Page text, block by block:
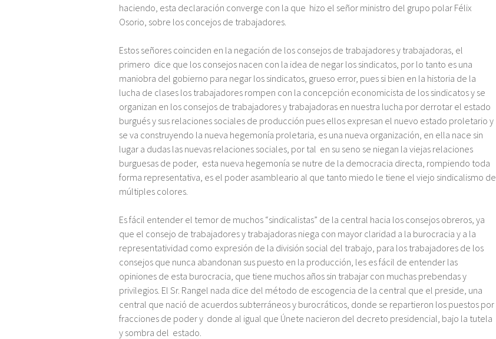
haciendo, esta declaración converge con la que hizo el señor ministro del grupo polar Félix
Osorio, sobre los concejos de trabajadores.
Estos señores coinciden en la negación de los consejos de trabajadores y trabajadoras, el
primero dice que los consejos nacen con la idea de negar los sindicatos, por lo tanto es una
maniobra del gobierno para negar los sindicatos, grueso error, pues si bien en la historia de la
lucha de clases los trabajadores rompen con la concepción economicista de los sindicatos y se
organizan en los consejos de trabajadores y trabajadoras en nuestra lucha por derrotar el estado
burgués y sus relaciones sociales de producción pues ellos expresan el nuevo estado proletario y
se va construyendo la nueva hegemonía proletaria, es una nueva organización, en ella nace sin
lugar a dudas las nuevas relaciones sociales, por tal en su seno se niegan la viejas relaciones
burguesas de poder, esta nueva hegemonía se nutre de la democracia directa, rompiendo toda
forma representativa, es el poder asambleario al que tanto miedo le tiene el viejo sindicalismo de
múltiples colores.
Es fácil entender el temor de muchos “sindicalistas” de la central hacia los consejos obreros, ya
que el consejo de trabajadores y trabajadoras niega con mayor claridad a la burocracia y a la
representatividad como expresión de la división social del trabajo, para los trabajadores de los
consejos que nunca abandonan sus puesto en la producción, les es fácil de entender las
opiniones de esta burocracia, que tiene muchos años sin trabajar con muchas prebendas y
privilegios. El Sr. Rangel nada dice del método de escogencia de la central que el preside, una
central que nació de acuerdos subterráneos y burocráticos, donde se repartieron los puestos por
fracciones de poder y donde al igual que Únete nacieron del decreto presidencial, bajo la tutela
y sombra del estado.